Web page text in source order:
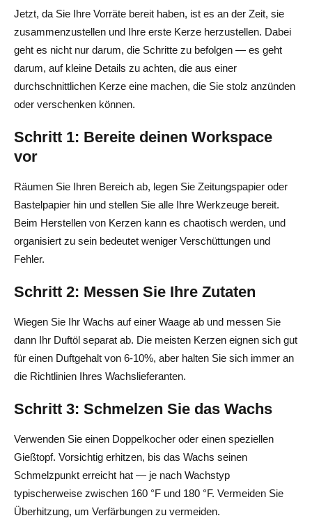
Jetzt, da Sie Ihre Vorräte bereit haben, ist es an der Zeit, sie
zusammenzustellen und Ihre erste Kerze herzustellen. Dabei
geht es nicht nur darum, die Schritte zu befolgen — es geht
darum, auf kleine Details zu achten, die aus einer
durchschnittlichen Kerze eine machen, die Sie stolz anzünden
oder verschenken können.
Schritt 1: Bereite deinen Workspace
vor
Räumen Sie Ihren Bereich ab, legen Sie Zeitungspapier oder
Bastelpapier hin und stellen Sie alle Ihre Werkzeuge bereit.
Beim Herstellen von Kerzen kann es chaotisch werden, und
organisiert zu sein bedeutet weniger Verschüttungen und
Fehler.
Schritt 2: Messen Sie Ihre Zutaten
Wiegen Sie Ihr Wachs auf einer Waage ab und messen Sie
dann Ihr Duftöl separat ab. Die meisten Kerzen eignen sich gut
für einen Duftgehalt von 6-10%, aber halten Sie sich immer an
die Richtlinien Ihres Wachslieferanten.
Schritt 3: Schmelzen Sie das Wachs
Verwenden Sie einen Doppelkocher oder einen speziellen
Gießtopf. Vorsichtig erhitzen, bis das Wachs seinen
Schmelzpunkt erreicht hat — je nach Wachstyp
typischerweise zwischen 160 °F und 180 °F. Vermeiden Sie
Überhitzung, um Verfärbungen zu vermeiden.